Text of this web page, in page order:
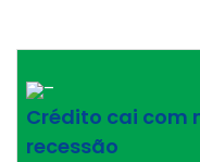
–
Crédito cai com
recessão